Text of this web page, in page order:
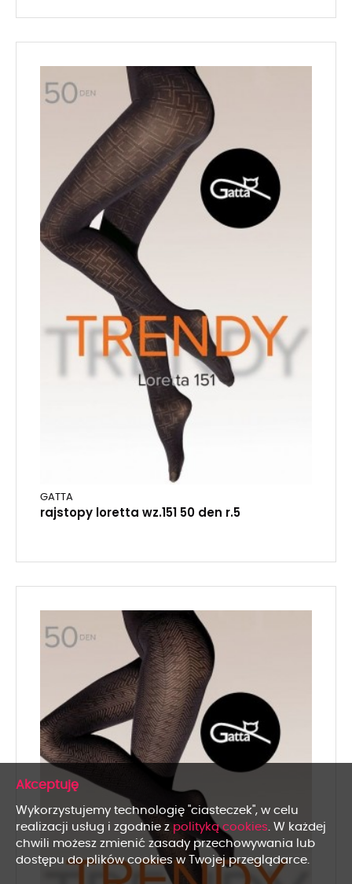
GATTA
rajstopy loretta wz.151 50 den r.5
Wykorzystujemy technologię "ciasteczek", w celu
realizacji usług i zgodnie z polityką cookies. W każdej
chwili możesz zmienić zasady przechowywania lub
dostępu do plików cookies w Twojej przeglądarce.